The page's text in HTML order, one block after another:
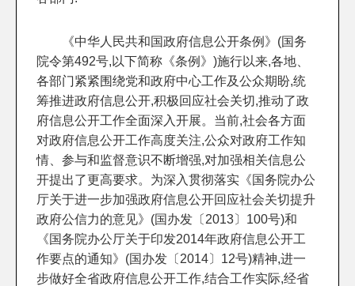
《中华人民共和国政府信息公开条例》(国务
院令第492号,以下简称《条例》)施行以来,各地、
各部门紧紧围绕党和政府中心工作及公众期盼,统
筹推进政府信息公开,积极回应社会关切,推动了政
府信息公开工作全面深入开展。当前,社会各方面
对政府信息公开工作高度关注,公众对政府工作知
情、参与和监督意识不断增强,对加强相关信息公
开提出了更高要求。为深入贯彻落实《国务院办公
厅关于进一步加强政府信息公开回应社会关切提升
政府公信力的意见》(国办发〔2013〕100号)和
《国务院办公厅关于印发2014年政府信息公开工
作要点的通知》(国办发〔2014〕12号)精神,进一
步做好全省政府信息公开工作,结合工作实际,经省